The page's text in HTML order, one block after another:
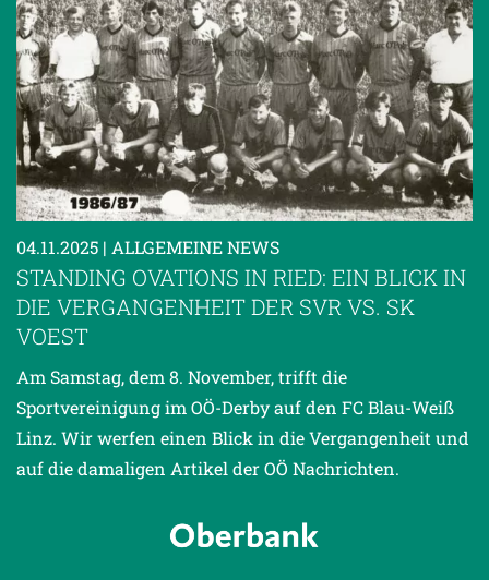
04.11.2025 | ALLGEMEINE NEWS
STANDING OVATIONS IN RIED: EIN BLICK IN
DIE VERGANGENHEIT DER SVR VS. SK
VOEST
Am Samstag, dem 8. November, trifft die
Sportvereinigung im OÖ-Derby auf den FC Blau-Weiß
Linz. Wir werfen einen Blick in die Vergangenheit und
auf die damaligen Artikel der OÖ Nachrichten.